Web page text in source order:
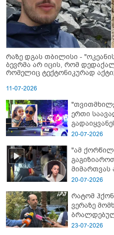
რაზე დგას თბილისი -
ბევრმა არ იცის, რომ
რომელიც ტექტონიკურად
11-07-2026
ერთი
- გორში
20-07-2026
"ამ
მიმართვას
20-07-2026
რატომ
ვერაზე
23-07-2026